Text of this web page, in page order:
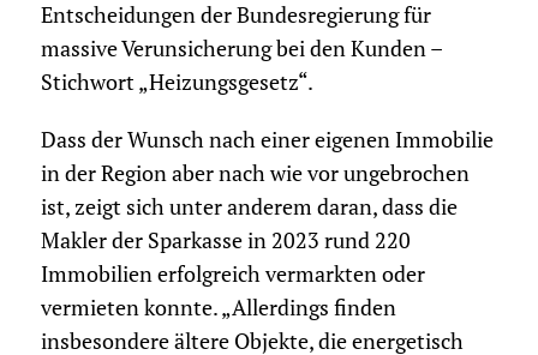
Entscheidungen der Bundesregierung für
massive Verunsicherung bei den Kunden –
Stichwort „Heizungsgesetz“.
Dass der Wunsch nach einer eigenen Immobilie
in der Region aber nach wie vor ungebrochen
ist, zeigt sich unter anderem daran, dass die
Makler der Sparkasse in 2023 rund 220
Immobilien erfolgreich vermarkten oder
vermieten konnte. „Allerdings finden
insbesondere ältere Objekte, die energetisch